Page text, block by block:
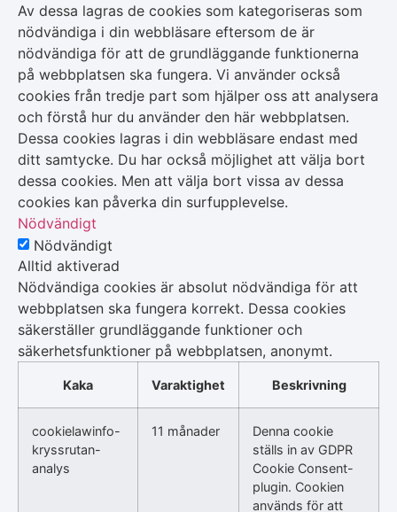
Av dessa lagras de cookies som kategoriseras som
nödvändiga i din webbläsare eftersom de är
nödvändiga för att de grundläggande funktionerna
på webbplatsen ska fungera. Vi använder också
cookies från tredje part som hjälper oss att analysera
och förstå hur du använder den här webbplatsen.
Dessa cookies lagras i din webbläsare endast med
ditt samtycke. Du har också möjlighet att välja bort
dessa cookies. Men att välja bort vissa av dessa
cookies kan påverka din surfupplevelse.
Nödvändigt
Nödvändigt
Alltid aktiverad
Nödvändiga cookies är absolut nödvändiga för att
webbplatsen ska fungera korrekt. Dessa cookies
säkerställer grundläggande funktioner och
säkerhetsfunktioner på webbplatsen, anonymt.
Kaka Varaktighet Beskrivning
cookielawinfo-
kryssrutan-
analys
11 månader
Denna cookie
ställs in av GDPR
Cookie Consent-
plugin. Cookien
används för att